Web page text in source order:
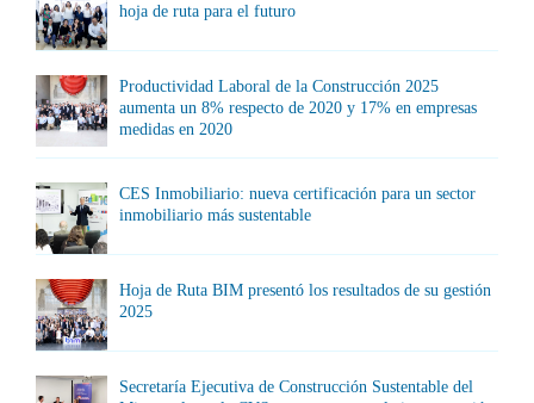
hoja de ruta para el futuro
Productividad Laboral de la Construcción 2025
aumenta un 8% respecto de 2020 y 17% en empresas
medidas en 2020
CES Inmobiliario: nueva certificación para un sector
inmobiliario más sustentable
Hoja de Ruta BIM presentó los resultados de su gestión
2025
Secretaría Ejecutiva de Construcción Sustentable del